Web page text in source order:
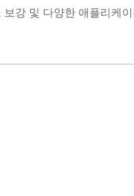
강 및 다양한 애플리케